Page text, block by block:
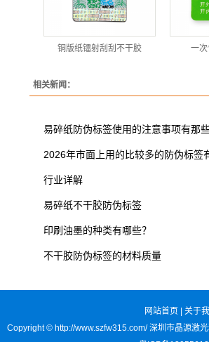
铜版纸镭射刮刮不干胶 一
相关新闻：
易碎纸防伪标签使用的注意事项有那些
2026年市面上用的比较多的防伪标签
行业详解
易碎纸不干胶防伪标签
印刷油墨的种类有哪些？
不干胶防伪标签的材料质量
网站首页 关于我
Copyright © http://www.szfw315.com/ 深圳市晶源激